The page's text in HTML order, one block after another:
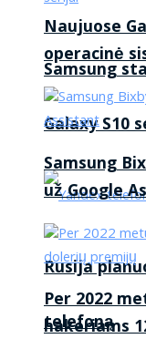
Samsung
Galaxy S10
Rusija
telefoną
Naujuose
operacinė
Samsung
už Google
Per 2022
hakeriams